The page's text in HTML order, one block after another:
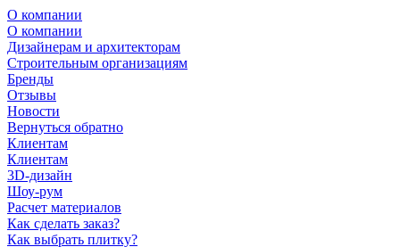
О компании
О компании
Дизайнерам и архитекторам
Строительным организациям
Бренды
Отзывы
Новости
Вернуться обратно
Клиентам
Клиентам
3D-дизайн
Шоу-рум
Расчет материалов
Как сделать заказ?
Как выбрать плитку?